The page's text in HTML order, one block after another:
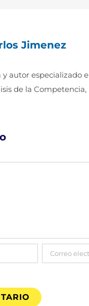
Jimenez
y autor especializado
de la